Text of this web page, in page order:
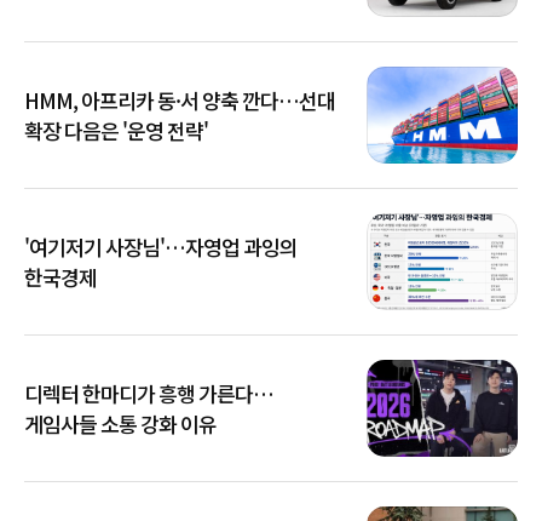
HMM, 아프리카 동·서 양축 깐다…선대
확장 다음은 '운영 전략'
'여기저기 사장님'…자영업 과잉의
한국경제
디렉터 한마디가 흥행 가른다…
게임사들 소통 강화 이유